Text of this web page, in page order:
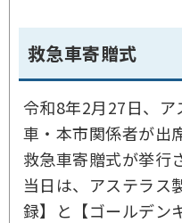
救急車寄贈式
令和8年2月27日、
車・本市関係者が出
救急車寄贈式が挙行
当日は、アステラス
録】と【ゴールデン